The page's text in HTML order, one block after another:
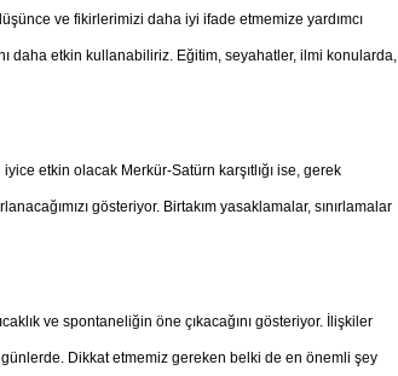
ve fikirlerimizi daha iyi ifade etmemize yardımcı
daha etkin kullanabiliriz. Eğitim, seyahatler, ilmi konularda,
etkin olacak Merkür-Satürn karşıtlığı ise, gerek
gösteriyor. Birtakım yasaklamalar, sınırlamalar
ve spontaneliğin öne çıkacağını gösteriyor. İlişkiler
Dikkat etmemiz gereken belki de en önemli şey